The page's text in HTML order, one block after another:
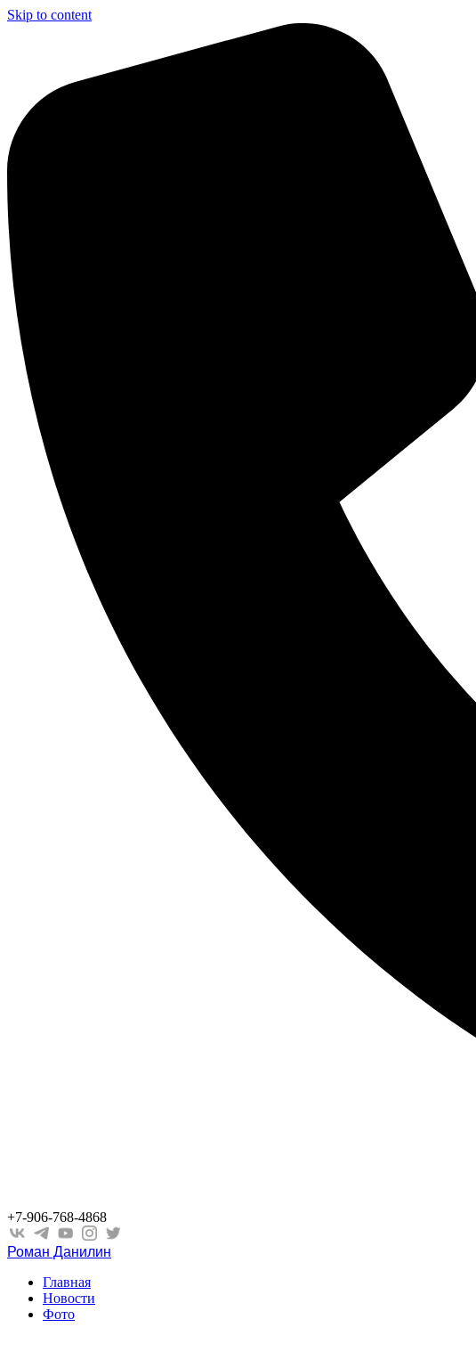
Skip to content
+7-906-768-4868
Роман Данилин
Главная
Новости
Фото